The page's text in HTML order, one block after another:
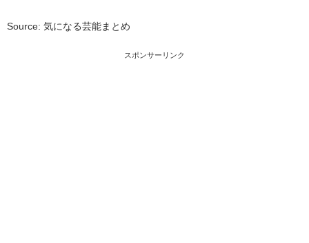
Source: 気になる芸能まとめ
スポンサーリンク